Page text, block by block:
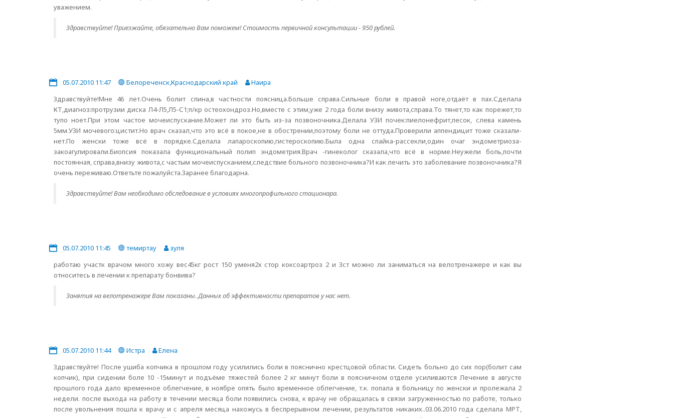
уважением.
Здравствуйте! Приезжайте, обязательно Вам поможем! Стоимость первичной консультации - 950 рублей.
05.07.2010 11:47 Белореченск,Краснодарский край
Наира
Здравствуйте!Мне 46 лет.Очень болит спина,в частности поясница.Больше справа.Сильные боли в правой ноге,отдаёт в пах.Сделала
КТ,диагноз:протрузии диска Л4-Л5,Л5-С1;п/кр остеохондроз.Но,вместе с этим,уже 2 года боли внизу живота,справа.То тянет,то как порежет,то
тупо ноет.При этом частое мочеиспускание.Может ли это быть из-за позвоночника.Делала УЗИ почек:пиелонефрит,песок, слева камень
5мм.УЗИ мочевого:цистит.Но врач сказал,что это всё в покое,не в обострении,поэтому боли не оттуда.Проверили аппендицит тоже сказали-
нет.По женски тоже всё в порядке.Сделала лапароскопию,гистероскопию.Была одна спайка-рассекли,один очаг эндометриоза-
закоагулировали.Биопсия показала функциональный полип эндометрия.Врач -гинеколог сказала,что всё в норме.Неужели боль,почти
постоянная, справа,внизу живота,с частым мочеиспусканием,следствие больного позвоночника?И как лечить это заболевание позвоночника?Я
очень переживаю.Ответьте пожалуйста.Заранее благодарна.
Здравствуйте! Вам необходимо обследование в условиях многопрофильного стационара.
05.07.2010 11:45 темиртау
зуля
работаю участк врачом много хожу вес45кг рост 150 уменя2х стор коксоартроз 2 и 3ст можно ли заниматься на велотренажере и как вы
относитесь в лечении к препарату бонвива?
Занятия на велотренажере Вам показаны. Данных об эффективности препаратов у нас нет.
05.07.2010 11:44 Истра
Елена
Здравствуйте! После ушиба копчика в прошлом году усилились боли в пояснично крестцовой области. Сидеть больно до сих пор(болит сам
копчик), при сидении боле 10 -15минут и подъёме тяжестей более 2 кг минут боли в поясничном отделе усиливаются Лечение в августе
прошлого года дало временное облегчение, в ноябре опять было временное облегчение, т.к. попала в больницу по женски и пролежала 2
недели. после выхода на работу в течении месяца боли появились снова, к врачу не обращалась в связи загруженностью по работе, только
после увольнения пошла к врачу и с апреля месяца нахожусь в беспрерывном лечении, результатов никаких..03.06.2010 года сделала МРТ,